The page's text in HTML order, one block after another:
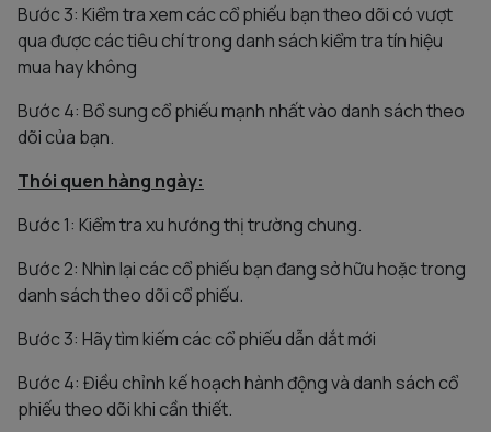
Bước 3: Kiểm tra xem các cổ phiếu bạn theo dõi có vượt
qua được các tiêu chí trong danh sách kiểm tra tín hiệu
mua hay không
Bước 4: Bổ sung cổ phiếu mạnh nhất vào danh sách theo
dõi của bạn.
Thói quen hàng ngày:
Bước 1: Kiểm tra xu hướng thị trường chung.
Bước 2: Nhìn lại các cổ phiếu bạn đang sở hữu hoặc trong
danh sách theo dõi cổ phiếu.
Bước 3: Hãy tìm kiếm các cổ phiếu dẫn dắt mới
Bước 4: Điều chỉnh kế hoạch hành động và danh sách cổ
phiếu theo dõi khi cần thiết.